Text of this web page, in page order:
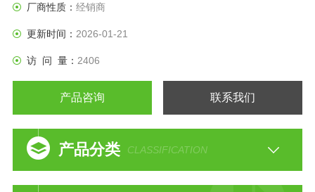
厂商性质： 经销商
更新时间： 2026-01-21
访 问 量： 2406
产品咨询 联系我们
产品分类 CLASSIFICATION